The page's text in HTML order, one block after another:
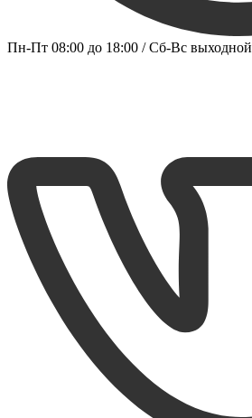
Пн-Пт 08:00 до 18:00 / Сб-Вс выходной